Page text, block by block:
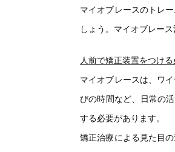
マイオブレースのトレ
しょう。マイオブレー
人前で矯正装置をつけ
マイオブレースは、ワ
びの時間など、日常の
する必要があります。
矯正治療による見た目